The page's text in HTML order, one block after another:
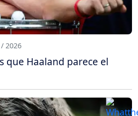
2026
que Haaland parece el